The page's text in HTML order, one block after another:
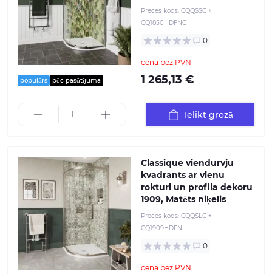
populārs pēc pasūtījuma
Preces kods: CQQSSC +
CQ1850HDFNC
0
cena bez PVN
1 265,13 €
Ielikt grozā
Classique viendurvju
kvadrants ar vienu
rokturi un profila dekoru
1909, Matēts niķelis
Preces kods: CQQSLC +
CQ1909HDFNL
0
cena bez PVN